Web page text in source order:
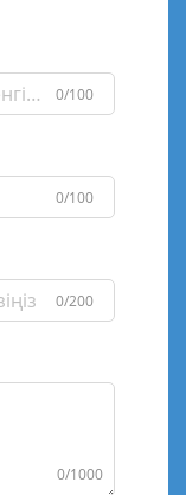
0/100
0/100
0/200
0/1000